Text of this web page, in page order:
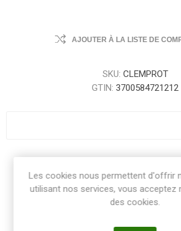
AJOUTER À LA LISTE DE
SKU: CLEMPROT
GTIN: 3700584721212
Les cookies nous permettent d'offrir
utilisant nos services, vous acceptez
des cookies.